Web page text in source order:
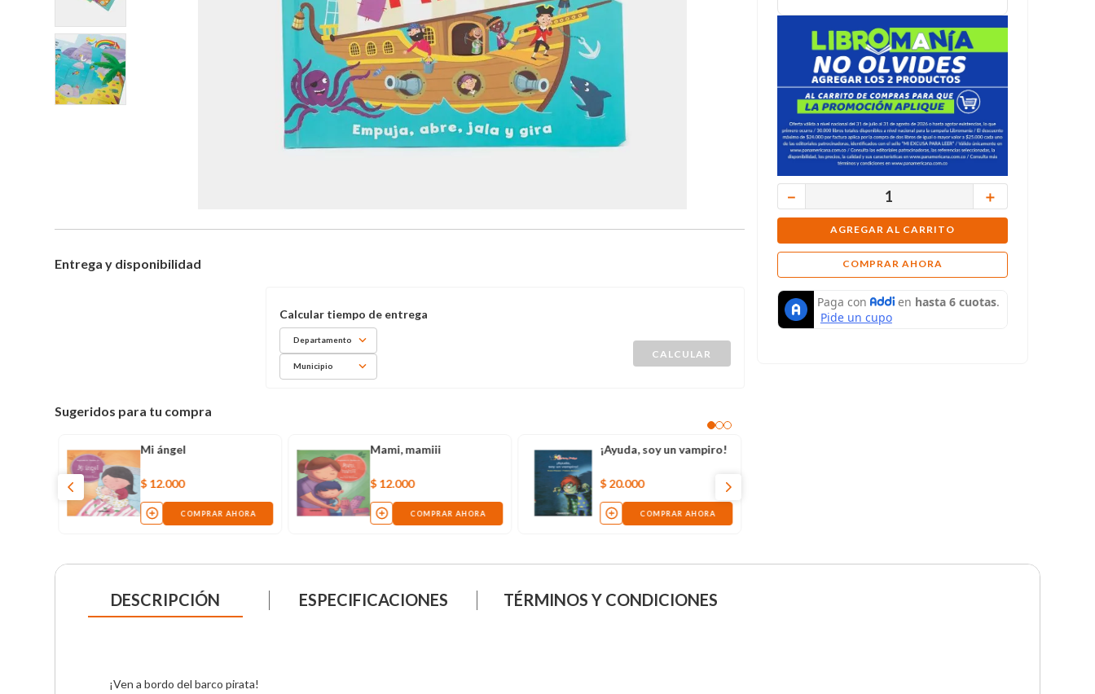
Entrega y disponibilidad
Departamento
Municipio
Sugeridos para tu compra
Mi ángel
$ 12.000
COMPRAR AHORA
Mami, mamiii
$ 12.000
COMPRAR AHORA
¡Ayuda, soy un vampiro!
$ 20.000
COMPRAR AHORA
＋
－
AGREGAR AL CARRITO
COMPRAR AHORA
DESCRIPCIÓN ESPECIFICACIONES TÉRMINOS Y CONDICIONES
¡Ven a bordo del barco pirata!